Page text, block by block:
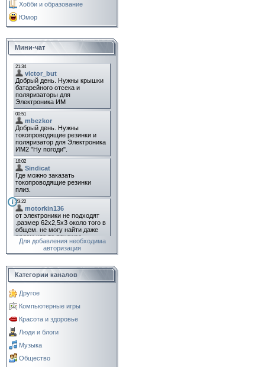
Хобби и образование
Юмор
Мини-чат
Для добавления необходима
авторизация
Категории каналов
Другое
Компьютерные игры
Красота и здоровье
Люди и блоги
Музыка
Общество